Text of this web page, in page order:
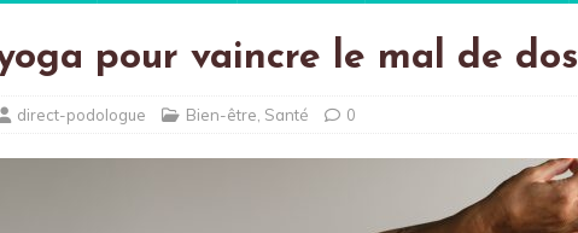
pour vaincre le mal de dos
direct-podologue Bien-être Santé 0